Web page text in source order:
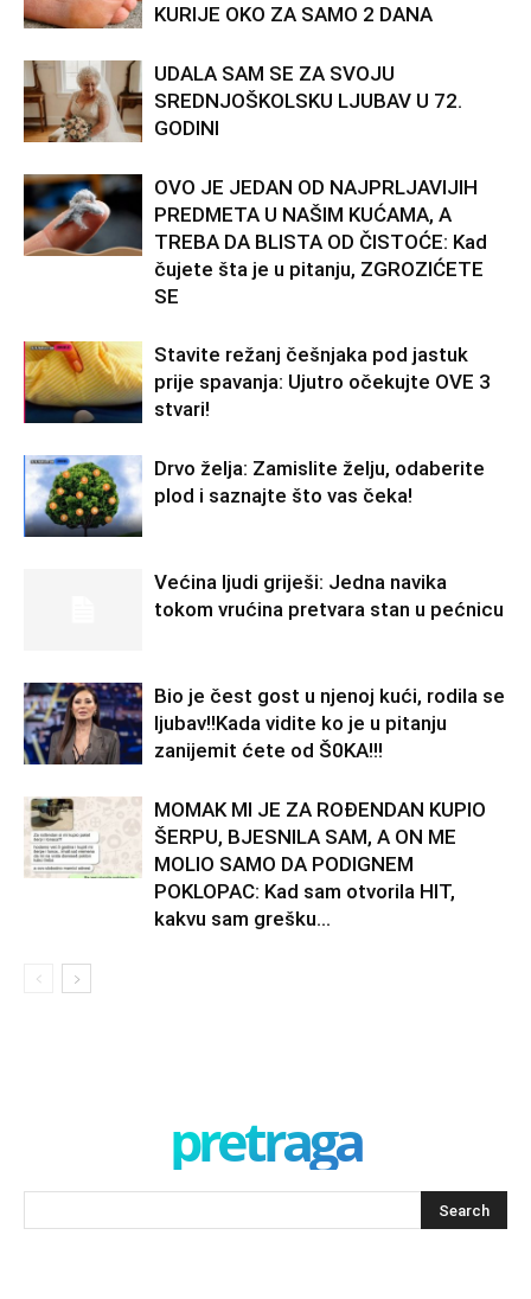
KURIJE OKO ZA SAMO 2 DANA
UDALA SAM SE ZA SVOJU
SREDNJOŠKOLSKU LJUBAV U 72.
GODINI
OVO JE JEDAN OD NAJPRLJAVIJIH
PREDMETA U NAŠIM KUĆAMA, A
TREBA DA BLISTA OD ČISTOĆE: Kad
čujete šta je u pitanju, ZGROZIĆETE
SE
Stavite režanj češnjaka pod jastuk
prije spavanja: Ujutro očekujte OVE 3
stvari!
Drvo želja: Zamislite želju, odaberite
plod i saznajte što vas čeka!
Većina ljudi griješi: Jedna navika
tokom vrućina pretvara stan u pećnicu
Bio je čest gost u njenoj kući, rodila se
ljubav!!Kada vidite ko je u pitanju
zanijemit ćete od Š0KA!!!
MOMAK MI JE ZA ROĐENDAN KUPIO
ŠERPU, BJESNILA SAM, A ON ME
MOLIO SAMO DA PODIGNEM
POKLOPAC: Kad sam otvorila HIT,
kakvu sam grešku...
pretraga